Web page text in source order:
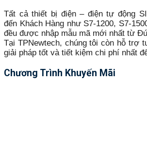
Tất cả thiết bị điện – điện tự động
đến Khách Hàng như S7-1200, S7-
đều được nhập mẫu mã mới nhất từ
Tại TPNewtech, chúng tôi còn hỗ trợ
giải pháp tốt và tiết kiệm chi phí nhất
Chương Trình Khuyến Mãi